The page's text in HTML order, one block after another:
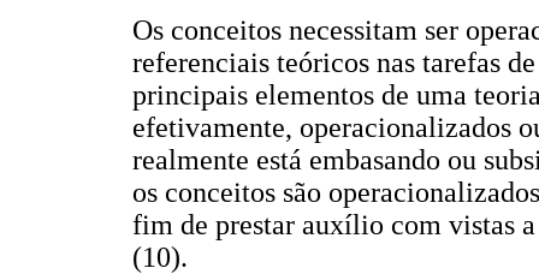
Os conceitos necessitam ser
referenciais teóricos nas tarefas
principais elementos de uma
efetivamente, operacionalizados
realmente está embasando ou
os conceitos são
fim de prestar auxílio com vistas
(10).